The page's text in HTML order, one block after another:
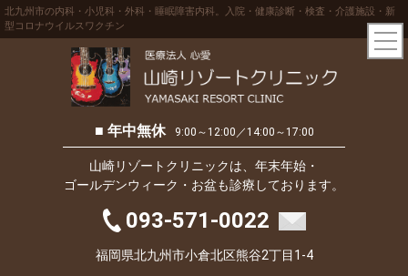
北九州市の内科・小児科・外科・睡眠障害内科。入院・健康診断・検査・介護施設・新
型コロナウイルスワクチン
■ 年中無休 9:00～12:00／14:00～17:00
山崎リゾートクリニックは、年末年始・
ゴールデンウィーク・お盆も診療しております。
093-571-0022
福岡県北九州市小倉北区熊谷2丁目1-4